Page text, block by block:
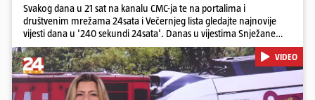
Svakog dana u 21 sat na kanalu CMC-ja te na portalima i
društvenim mrežama 24sata i Večernjeg lista gledajte najnovije
vijesti dana u '240 sekundi 24sata'. Danas u vijestima Snježane
Krnetić: Željeznička nesreća između kolodvora Sveti Ivan Žabno i
Gradec, masovna tučnjava Boysa i Torcide, prijeti nestašica vode
kraj Požege...
VIDEO